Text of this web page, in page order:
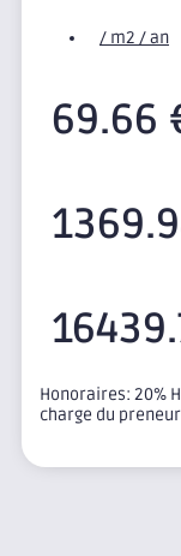
/ m2 / an
69.66
Honoraires: 20%
charge du preneur